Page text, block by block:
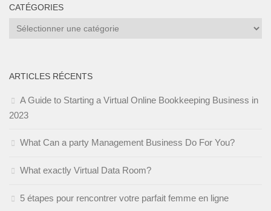
CATÉGORIES
Catégories
ARTICLES RÉCENTS
A Guide to Starting a Virtual Online Bookkeeping Business in
2023
What Can a party Management Business Do For You?
What exactly Virtual Data Room?
5 étapes pour rencontrer votre parfait femme en ligne